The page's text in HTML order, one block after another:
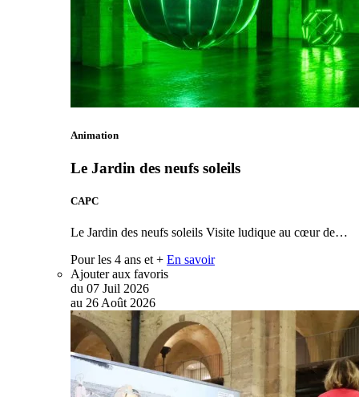
Animation
Le Jardin des neufs soleils
CAPC
Le Jardin des neufs soleils Visite ludique au cœur de…
Pour les 4 ans et + En savoir
Ajouter aux favoris
du 07 Juil 2026
au 26 Août 2026